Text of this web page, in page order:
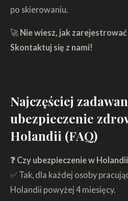
po skierowaniu.
🚀Nie wiesz, jak
Skontaktuj się z nami!
Najczęściej
ubezpieczenie
Holandii (FAQ)
❓ Czy ubezpieczenie w
✅ Tak, dla każdej osoby
Holandii powyżej 4 miesięcy.